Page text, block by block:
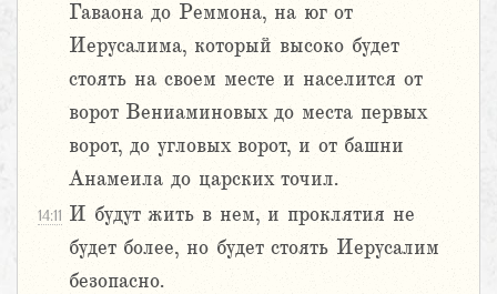
Гаваона до Реммона, на юг от
Иерусалима, который высоко будет
стоять на своем месте и населится от
ворот Вениаминовых до места первых
ворот, до угловых ворот, и от башни
Анамеила до царских точил.
14:11 И будут жить в нем, и проклятия не
будет более, но будет стоять Иерусалим
безопасно.